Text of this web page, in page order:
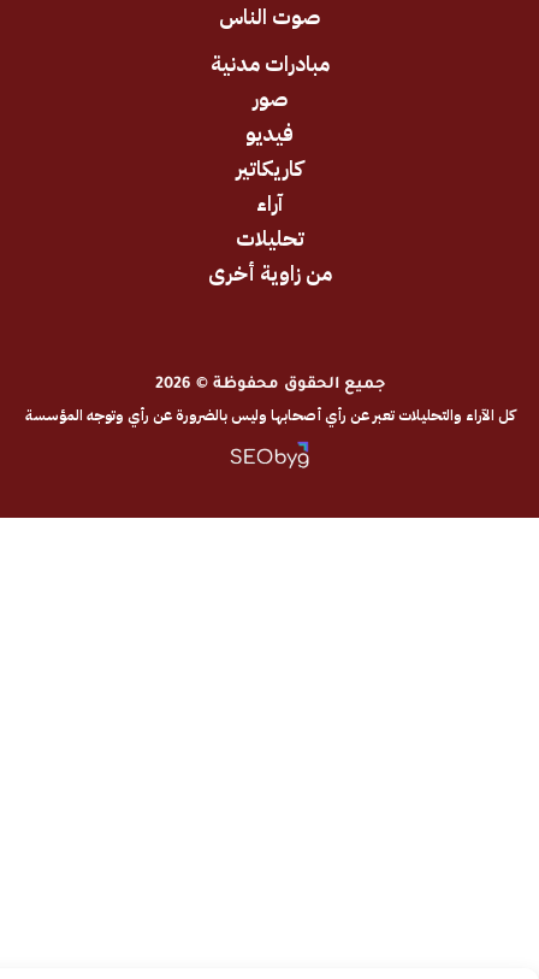
صوت الناس
مبادرات مدنية
من زاوية أخرى
جميع الحقوق محفوظة © 2026
تعبر عن رأي أصحابها وليس بالضرورة عن رأي وتوجه المؤسسة